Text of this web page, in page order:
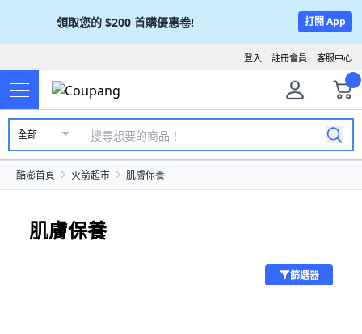
領取您的 $200 首購優惠卷! 打開 App
客服中心
註冊會員
登入
全部
酷澎首頁 火箭超市 肌膚保養
肌膚保養
篩選器